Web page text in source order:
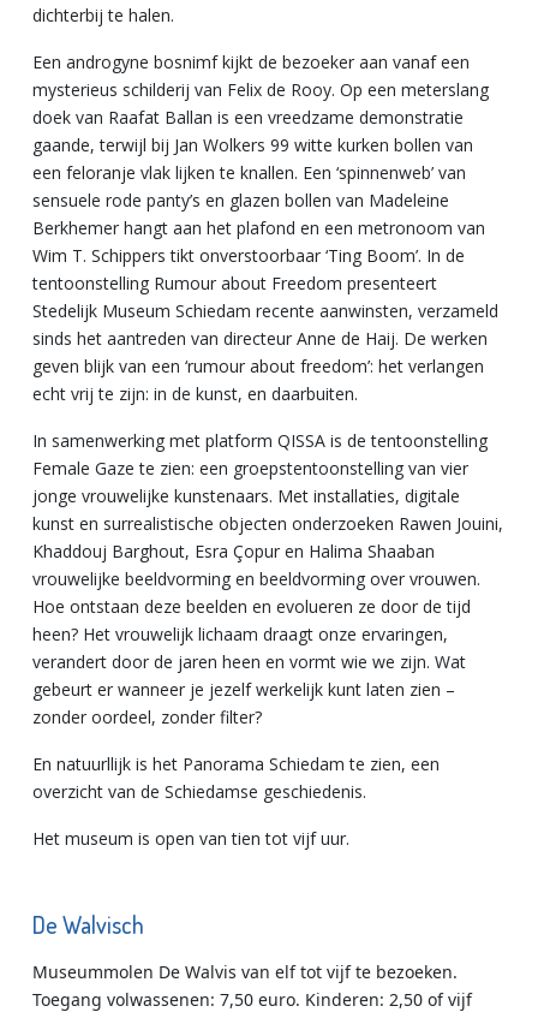
dichterbij te halen.
Een androgyne bosnimf kijkt de bezoeker aan vanaf een
mysterieus schilderij van Felix de Rooy. Op een meterslang
doek van Raafat Ballan is een vreedzame demonstratie
gaande, terwijl bij Jan Wolkers 99 witte kurken bollen van
een feloranje vlak lijken te knallen. Een ‘spinnenweb’ van
sensuele rode panty’s en glazen bollen van Madeleine
Berkhemer hangt aan het plafond en een metronoom van
Wim T. Schippers tikt onverstoorbaar ‘Ting Boom’. In de
tentoonstelling Rumour about Freedom presenteert
Stedelijk Museum Schiedam recente aanwinsten, verzameld
sinds het aantreden van directeur Anne de Haij. De werken
geven blijk van een ‘rumour about freedom’: het verlangen
echt vrij te zijn: in de kunst, en daarbuiten.
In samenwerking met platform QISSA is de tentoonstelling
Female Gaze te zien: een groepstentoonstelling van vier
jonge vrouwelijke kunstenaars. Met installaties, digitale
kunst en surrealistische objecten onderzoeken Rawen Jouini,
Khaddouj Barghout, Esra Çopur en Halima Shaaban
vrouwelijke beeldvorming en beeldvorming over vrouwen.
Hoe ontstaan deze beelden en evolueren ze door de tijd
heen? Het vrouwelijk lichaam draagt onze ervaringen,
verandert door de jaren heen en vormt wie we zijn. Wat
gebeurt er wanneer je jezelf werkelijk kunt laten zien –
zonder oordeel, zonder filter?
En natuurllijk is het Panorama Schiedam te zien, een
overzicht van de Schiedamse geschiedenis.
Het museum is open van tien tot vijf uur.
De Walvisch
Museummolen De Walvis van elf tot vijf te bezoeken.
Toegang volwassenen: 7,50 euro. Kinderen: 2,50 of vijf